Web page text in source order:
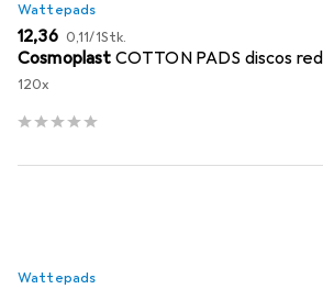
Wattepads
EUR
12,36 EUR
0,11/1Stk.
Cosmoplast COTTON PADS discos
120x
Wattepads